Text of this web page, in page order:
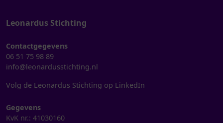
Leonardus Stichting
Contactgegevens
06 51 75 98 89
info@leonardusstichting.nl
Volg de Leonardus Stichting op LinkedIn
Gegevens
KvK nr.: 41030160